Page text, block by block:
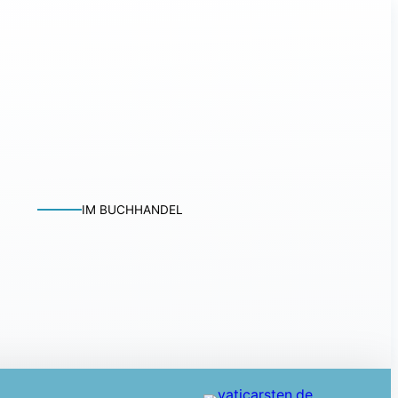
IM BUCHHANDEL